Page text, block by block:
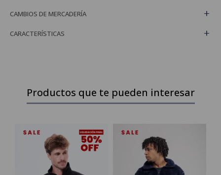
CAMBIOS DE MERCADERÍA
CARACTERÍSTICAS
Productos que te pueden interesar